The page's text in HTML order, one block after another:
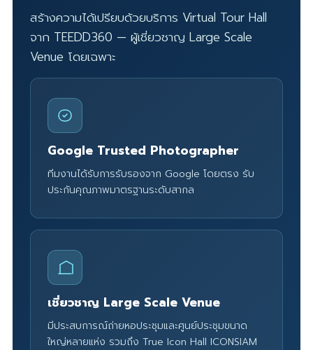
สร้างความได้เปรียบด้วยบริการ Virtual Tour Hall
จาก TEEDD360 — ผู้เชี่ยวชาญ Large Scale
Venue โดยเฉพาะ
Google Trusted Photographer
ทีมงานได้รับการรับรองจาก Google โดยตรง รับ
ประกันคุณภาพมาตรฐานระดับสากล
เชี่ยวชาญ Large Scale Venue
มีประสบการณ์ถ่ายหอประชุมและศูนย์ประชุมขนาด
ใหญ่หลายแห่ง รวมถึง True Icon Hall ICONSIAM